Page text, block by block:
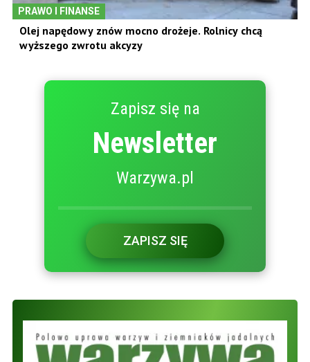
PRAWO I FINANSE
Olej napędowy znów mocno drożeje. Rolnicy chcą
wyższego zwrotu akcyzy
Zapisz się na
Newsletter
Warzywa.pl
ZAPISZ SIĘ